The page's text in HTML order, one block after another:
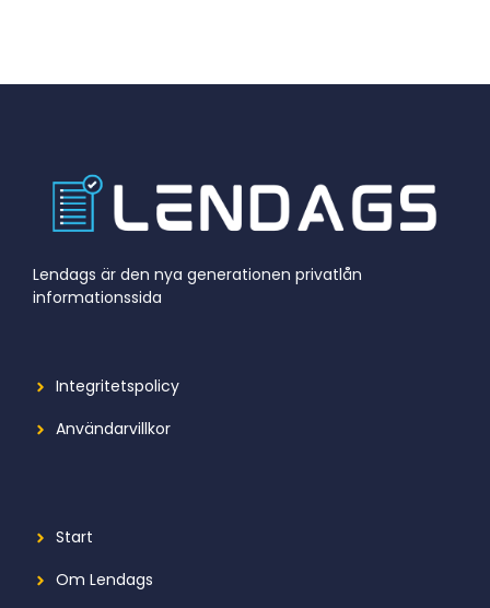
Lendags är den nya generationen privatlån
informationssida
Integritetspolicy
Användarvillkor
Start
Om Lendags